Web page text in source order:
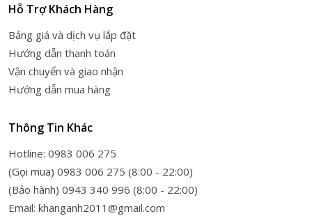
Hỗ Trợ Khách Hàng
Bảng giá và dịch vụ lắp đặt
Hướng dẫn thanh toán
Vận chuyển và giao nhận
Hướng dẫn mua hàng
Thông Tin Khác
Hotline: 0983 006 275
(Gọi mua) 0983 006 275 (8:00 - 22:00)
(Bảo hành) 0943 340 996 (8:00 - 22:00)
Email: khanganh2011@gmail.com